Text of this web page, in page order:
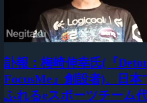
訃報：梅崎伸幸氏(『
FocusMe』創設者)、日
ふれるeスポーツチーム